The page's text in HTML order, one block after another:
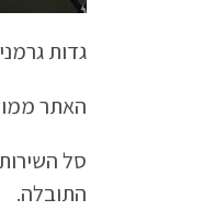
גדות
האתר
סל
התובלה.